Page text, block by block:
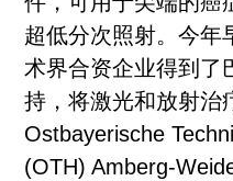
超低分次照射。今年
术界合资企业得到了
持，将激光和放射治
Ostbayerische
(OTH) Amberg-